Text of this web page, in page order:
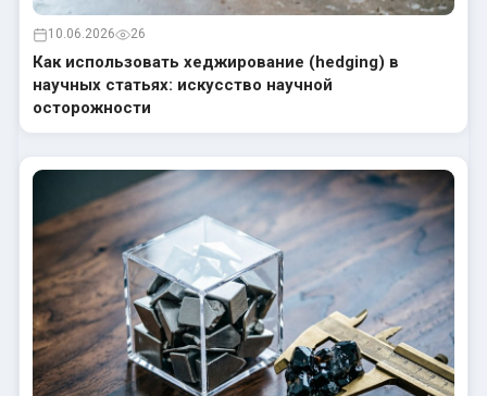
10.06.2026 26
Как использовать хеджирование (hedging) в
научных статьях: искусство научной
осторожности